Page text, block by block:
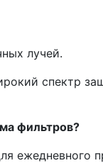
лучей.
спектр
фильтров?
ежедневного